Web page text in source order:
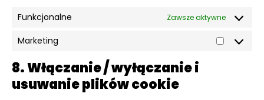
Funkcjonalne Zawsze aktywne
Marketing
8. Włączanie / wyłączanie i
usuwanie plików cookie